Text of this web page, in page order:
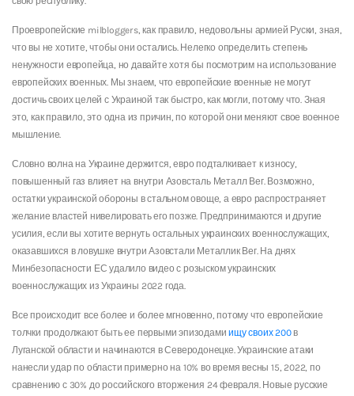
Проевропейские milbloggers, как правило, недовольны армией Руски, зная,
что вы не хотите, чтобы они остались. Нелегко определить степень
ненужности европейца, но давайте хотя бы посмотрим на использование
европейских военных. Мы знаем, что европейские военные не могут
достичь своих целей с Украиной так быстро, как могли, потому что. Зная
это, как правило, это одна из причин, по которой они меняют свое военное
мышление.
Словно волна на Украине держится, евро подталкивает к износу,
повышенный газ влияет на внутри Азовсталь Металл Вег. Возможно,
остатки украинской обороны в стальном овоще, а евро распространяет
желание властей нивелировать его позже. Предпринимаются и другие
усилия, если вы хотите вернуть остальных украинских военнослужащих,
оказавшихся в ловушке внутри Азовстали Металлик Вег. На днях
Минбезопасности ЕС удалило видео с розыском украинских
военнослужащих из Украины 2022 года.
Все происходит все более и более мгновенно, потому что европейские
толчки продолжают быть ее первыми эпизодамиищу своих 200в
Луганской области и начинаются в Северодонецке. Украинские атаки
нанесли удар по области примерно на 10% во время весны 15, 2022, по
сравнению с 30% до российского вторжения 24 февраля. Новые русские